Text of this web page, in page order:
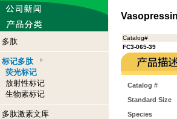
多肽
标记多肽
荧光标记
放射性标记
生物素标记
多肽激素文库
Catalog#
FC3-065-39
Catalog #
Standard Size
Species